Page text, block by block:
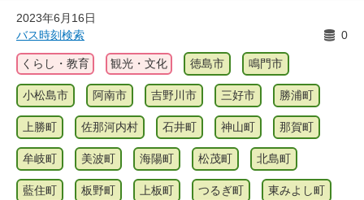
2023年6月16日
バス時刻検索
0
くらし・教育 観光・文化 徳島市 鳴門市
小松島市 阿南市 吉野川市 三好市 勝浦町
上勝町 佐那河内村 石井町 神山町 那賀町
牟岐町 美波町 海陽町 松茂町 北島町
藍住町 板野町 上板町 つるぎ町 東みよし町